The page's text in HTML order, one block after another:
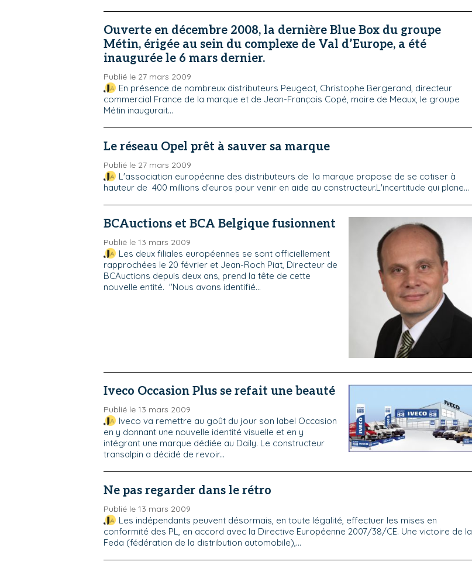
Ouverte en décembre 2008, la dernière Blue Box du groupe
Métin, érigée au sein du complexe de Val d’Europe, a été
inaugurée le 6 mars dernier.
Publié le 27 mars 2009
En présence de nombreux distributeurs Peugeot, Christophe Bergerand, directeur
commercial France de la marque et de Jean-François Copé, maire de Meaux, le groupe
Métin inaugurait...
Le réseau Opel prêt à sauver sa marque
Publié le 27 mars 2009
L'association européenne des distributeurs de la marque propose de se cotiser à
hauteur de 400 millions d'euros pour venir en aide au constructeur.L'incertitude qui plane...
BCAuctions et BCA Belgique fusionnent
Publié le 13 mars 2009
Les deux filiales européennes se sont officiellement
rapprochées le 20 février et Jean-Roch Piat, Directeur de
BCAuctions depuis deux ans, prend la tête de cette
nouvelle entité. "Nous avons identifié...
Iveco Occasion Plus se refait une beauté
Publié le 13 mars 2009
Iveco va remettre au goût du jour son label Occasion
en y donnant une nouvelle identité visuelle et en y
intégrant une marque dédiée au Daily. Le constructeur
transalpin a décidé de revoir...
Ne pas regarder dans le rétro
Publié le 13 mars 2009
Les indépendants peuvent désormais, en toute légalité, effectuer les mises en
conformité des PL, en accord avec la Directive Européenne 2007/38/CE. Une victoire de la
Feda (fédération de la distribution automobile),...